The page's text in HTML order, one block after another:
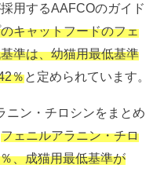
用するAAFCOのガイド
キャットフードのフェ
準は、幼猫用最低基準
％と定められています。
ニン・チロシンをまとめ
フェニルアラニン・チロ
、成猫用最低基準が